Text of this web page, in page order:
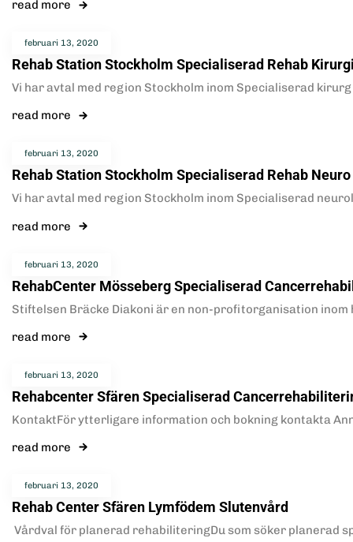
read more
februari 13, 2020
Rehab Station Stockholm Specialiserad Rehab
Vi har avtal med region Stockholm inom Specialiserad
read more
februari 13, 2020
Rehab Station Stockholm Specialiserad Rehab Neuro
Vi har avtal med region Stockholm inom Specialiserad
read more
februari 13, 2020
RehabCenter Mösseberg Specialiserad
Stiftelsen Bräcke Diakoni är en non-profitorganisation
read more
februari 13, 2020
Rehabcenter Sfären Specialiserad
KontaktFör ytterligare information och bokning kontakta
read more
februari 13, 2020
Rehab Center Sfären Lymfödem Slutenvård
Vårdval för planerad rehabiliteringDu som söker planerad